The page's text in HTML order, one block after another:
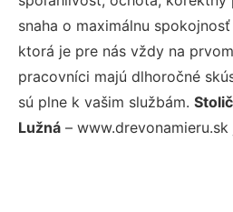
snaha o maximálnu
ktorá je pre nás vždy na
pracovníci majú dlhoročné
sú plne k vašim službám.
Lužná –